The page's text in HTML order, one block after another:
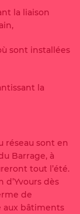
la liaison
sont installées
la
réseau sont en
Barrage, à
tout l’été.
dès
de
aux bâtiments